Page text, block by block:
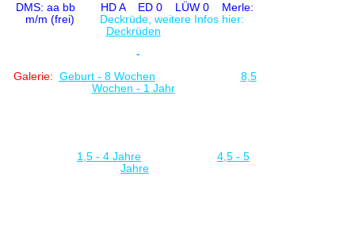
DMS: aa bb HD A ED 0 LÜW 0 Merle:
m/m (frei)
Deckrüde, weitere Infos hier:
Deckrüden
-
Galerie: Geburt - 8 Wochen
8,5
Wochen - 1 Jahr
1,5 - 4 Jahre
4,5 - 5
Jahre